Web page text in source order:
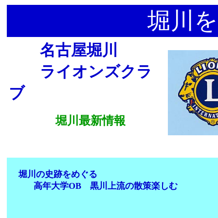
堀川
名古屋堀川
ライオンズクラ
ブ
堀川最新情報
堀川の史跡をめぐる
高年大学OB 黒川上流の散策楽しむ